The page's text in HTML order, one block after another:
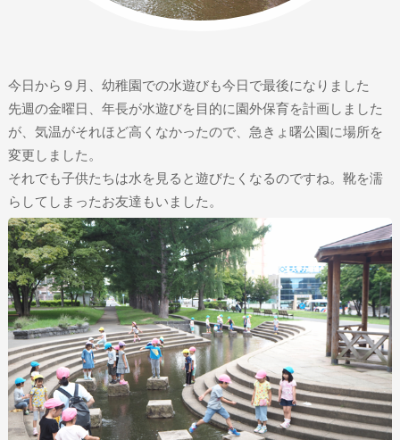
今日から９月、幼稚園での水遊びも今日で最後になりました
先週の金曜日、年長が水遊びを目的に園外保育を計画しました
が、気温がそれほど高くなかったので、急きょ曙公園に場所を
変更しました。
それでも子供たちは水を見ると遊びたくなるのですね。靴を濡
らしてしまったお友達もいました。